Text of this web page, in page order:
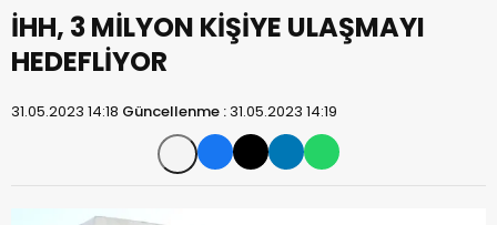
İHH, 3 MİLYON KİŞİYE ULAŞMAYI
HEDEFLİYOR
31.05.2023 14:18 Güncellenme :31.05.2023 14:19